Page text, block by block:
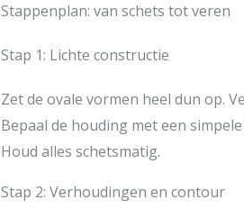
Stappenplan: van schets tot veren
Stap 1: Lichte constructie
Zet de ovale vormen heel dun op.
Bepaal de houding met een
Houd alles schetsmatig.
Stap 2: Verhoudingen en contour